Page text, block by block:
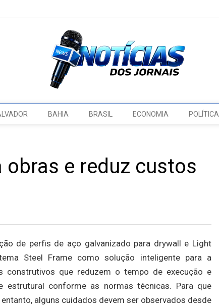
BAHIA BRASIL ECONOMIA POLÍTICA
obras e reduz custos
de perfis de aço galvanizado para drywall e Light
Steel Frame como solução inteligente para a
construtivos que reduzem o tempo de execução e
estrutural conforme as normas técnicas. Para que
alguns cuidados devem ser observados desde